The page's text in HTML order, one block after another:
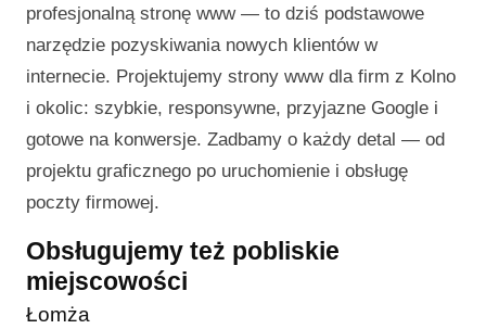
profesjonalną stronę www — to dziś podstawowe
narzędzie pozyskiwania nowych klientów w
internecie. Projektujemy strony www dla firm z Kolno
i okolic: szybkie, responsywne, przyjazne Google i
gotowe na konwersje. Zadbamy o każdy detal — od
projektu graficznego po uruchomienie i obsługę
poczty firmowej.
Obsługujemy też pobliskie
miejscowości
Łomża